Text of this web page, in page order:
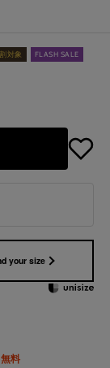
対象 FLASH SALE
your size
料